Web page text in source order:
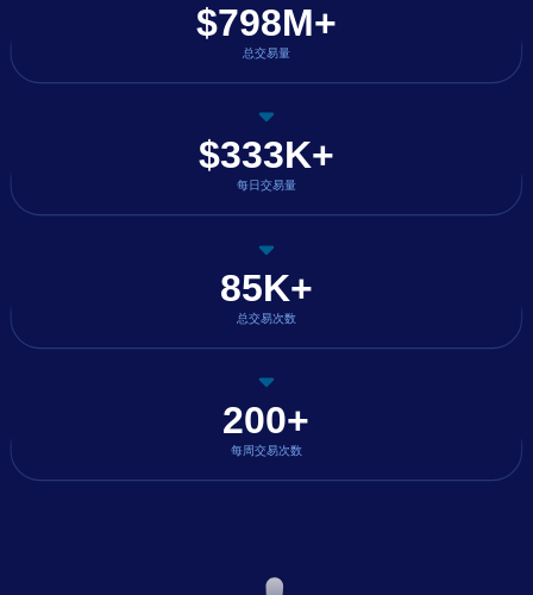
$798M+
总交易量
$333K+
每日交易量
85K+
总交易次数
200+
每周交易次数